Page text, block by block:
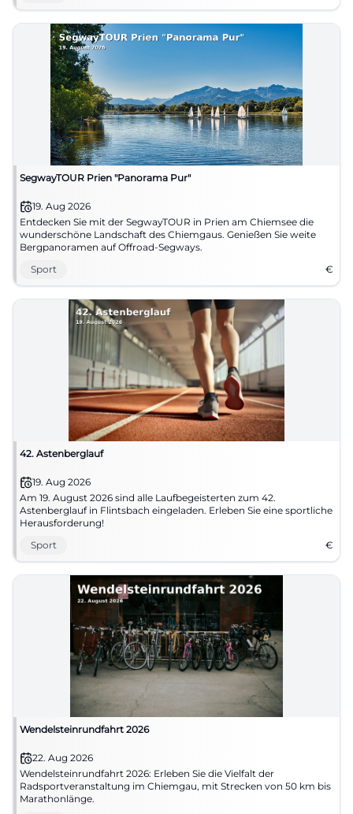
SegwayTOUR Prien "Panorama Pur"
19. Aug 2026
Entdecken Sie mit der SegwayTOUR in Prien am Chiemsee die
wunderschöne Landschaft des Chiemgaus. Genießen Sie weite
Bergpanoramen auf Offroad-Segways.
Sport
€
42. Astenberglauf
19. Aug 2026
Am 19. August 2026 sind alle Laufbegeisterten zum 42.
Astenberglauf in Flintsbach eingeladen. Erleben Sie eine sportliche
Herausforderung!
Sport
€
Wendelsteinrundfahrt 2026
22. Aug 2026
Wendelsteinrundfahrt 2026: Erleben Sie die Vielfalt der
Radsportveranstaltung im Chiemgau, mit Strecken von 50 km bis
Marathonlänge.